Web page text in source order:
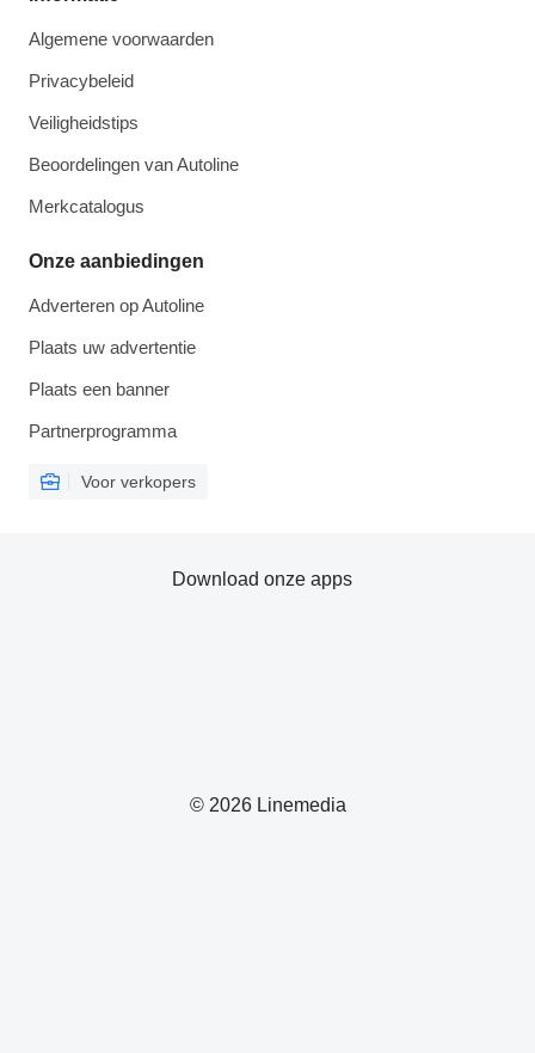
Algemene voorwaarden
Privacybeleid
Veiligheidstips
Beoordelingen van Autoline
Merkcatalogus
Onze aanbiedingen
Adverteren op Autoline
Plaats uw advertentie
Plaats een banner
Partnerprogramma
Voor verkopers
© 2026 Linemedia
Download onze apps